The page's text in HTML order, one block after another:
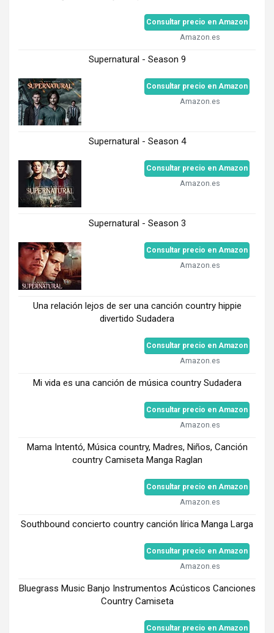
Consultar precio en Amazon
Amazon.es
Supernatural - Season 9
Consultar precio en Amazon
Amazon.es
Supernatural - Season 4
Consultar precio en Amazon
Amazon.es
Supernatural - Season 3
Consultar precio en Amazon
Amazon.es
Una relación lejos de ser una canción country hippie
divertido Sudadera
Consultar precio en Amazon
Amazon.es
Mi vida es una canción de música country Sudadera
Consultar precio en Amazon
Amazon.es
Mama Intentó, Música country, Madres, Niños, Canción
country Camiseta Manga Raglan
Consultar precio en Amazon
Amazon.es
Southbound concierto country canción lírica Manga Larga
Consultar precio en Amazon
Amazon.es
Bluegrass Music Banjo Instrumentos Acústicos Canciones
Country Camiseta
Consultar precio en Amazon